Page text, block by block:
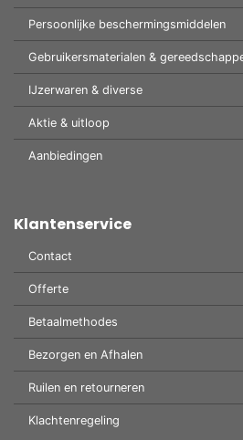
Persoonlijke beschermingsmiddelen
Gebruikersmaterialen &
IJzerwaren & diverse
Aktie & uitloop
Aanbiedingen
Klantenservice
Contact
Offerte
Betaalmethodes
Bezorgen en Afhalen
Ruilen en retourneren
Klachtenregeling